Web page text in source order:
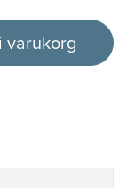
varukorg